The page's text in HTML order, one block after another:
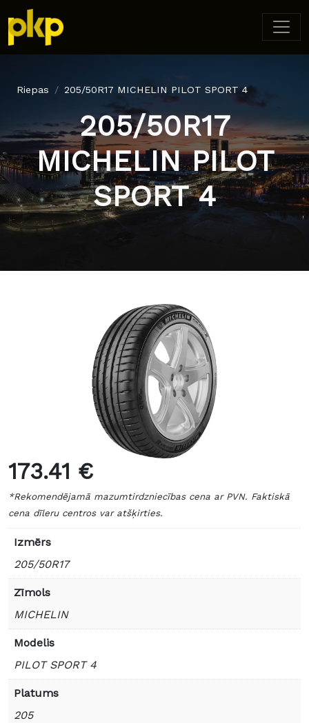
Riepas 205/50R17 MICHELIN PILOT SPORT 4
205/50R17
MICHELIN PILOT
SPORT 4
173.41 €
*Rekomendējamā mazumtirdzniecības cena ar PVN. Faktiskā
cena dīleru centros var atšķirties.
Izmērs
205/50R17
Zīmols
MICHELIN
Modelis
PILOT SPORT 4
Platums
205